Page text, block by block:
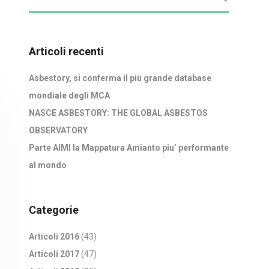
Articoli recenti
Asbestory, si conferma il più grande database
mondiale degli MCA
NASCE ASBESTORY: THE GLOBAL ASBESTOS
OBSERVATORY
Parte AIMI la Mappatura Amianto piu’ performante
al mondo
Categorie
Articoli 2016(43)
Articoli 2017(47)